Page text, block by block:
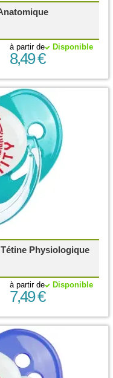
Disponible
à partir de
8,49 €
Physiologique
Disponible
à partir de
7,49 €